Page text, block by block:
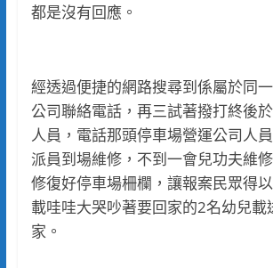
都是沒有回應。
經透過便捷的網路搜尋到係屬於同
公司聯絡電話，再三試著撥打終後
人員，電話那頭停車場營運公司人
派員到場維修，不到一會兒功夫維
修復好停車場柵欄，讓報案民眾得
載哇哇大哭吵著要回家的2名幼兒載
家。